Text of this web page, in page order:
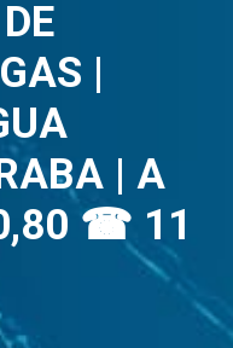
|
| A
☎ 11